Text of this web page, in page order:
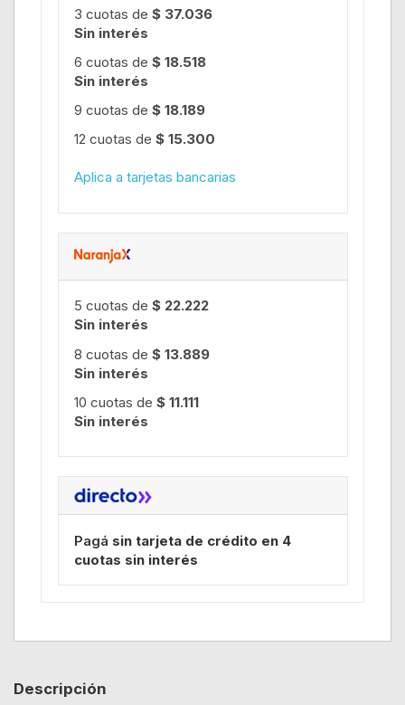
3 cuotas de $ 37.036
Sin interés
6 cuotas de $ 18.518
Sin interés
9 cuotas de $ 18.189
12 cuotas de $ 15.300
Aplica a tarjetas bancarias
5 cuotas de $ 22.222
Sin interés
8 cuotas de $ 13.889
Sin interés
10 cuotas de $ 11.111
Sin interés
Pagá sin tarjeta de crédito en 4
cuotas sin interés
Descripción